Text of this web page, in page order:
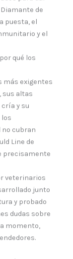
de
puesta, el
y el
qué los
más exigentes
sus altas
y su
no cubran
Line de
precisamente
veterinarios
junto
y probado
dudas sobre
momento,